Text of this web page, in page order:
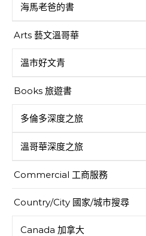
海馬老爸的書
Arts 藝文溫哥華
溫市好文青
Books 旅遊書
多倫多深度之旅
溫哥華深度之旅
Commercial 工商服務
Country/City 國家/城市搜尋
Canada 加拿大